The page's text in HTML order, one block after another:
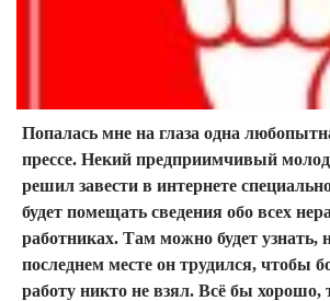
Попалась мне на глаза одна
прессе. Некий предприимчивый
решил завести в интернете
будет помещать сведения обо всех
работниках. Там можно будет узнать,
последнем месте он трудился, чтобы
работу никто не взял. Всё бы хорошо,